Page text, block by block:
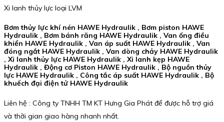
Xi lanh thủy lực loại LVM
Bơm thủy lực khí nén HAWE Hydraulik , Bơm piston HAWE
Hydraulik , Bơm bánh răng HAWE Hydraulik , Van ống điều
khiển HAWE Hydraulik , Van áp suất HAWE Hydraulik , Van
đóng ngắt HAWE Hydraulik , Van dòng chảy HAWE Hydraulik
, Xi lanh thủy lực HAWE Hydraulik , Xi lanh kẹp HAWE
Hydraulik , Động cơ Piston HAWE Hydraulik , Bộ nguồn thủy
lực HAWE Hydraulik , Công tắc áp suất HAWE Hydraulik , Bộ
khuếch đại điện tử HAWE Hydraulik
Liên hệ : Công ty TNHH TM KT Hưng Gia Phát để được hỗ trợ giá
và thời gian giao hàng nhanh nhất.